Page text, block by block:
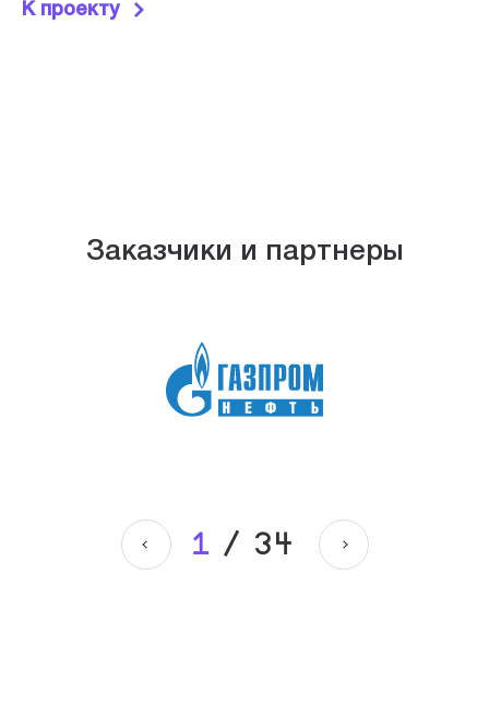
К проекту
Заказчики и партнеры
1 / 34